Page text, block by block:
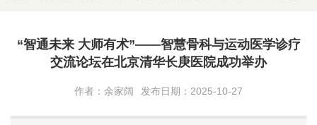
“智通未来 大师有术”——智慧骨科与运动医学诊疗
交流论坛在北京清华长庚医院成功举办
作者：余家阔 发布日期：2025-10-27